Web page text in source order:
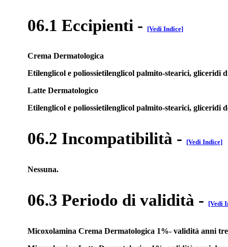
06.1 Eccipienti - [Vedi Indice]
Crema Dermatologica
Etilenglicol e poliossietilenglicol palmito-stearici, gliceridi
Latte Dermatologico
Etilenglicol e poliossietilenglicol palmito-stearici, gliceridi
06.2 Incompatibilità - [Vedi Indice]
Nessuna.
06.3 Periodo di validità - [Vedi
Micoxolamina Crema Dermatologica 1%- validità anni